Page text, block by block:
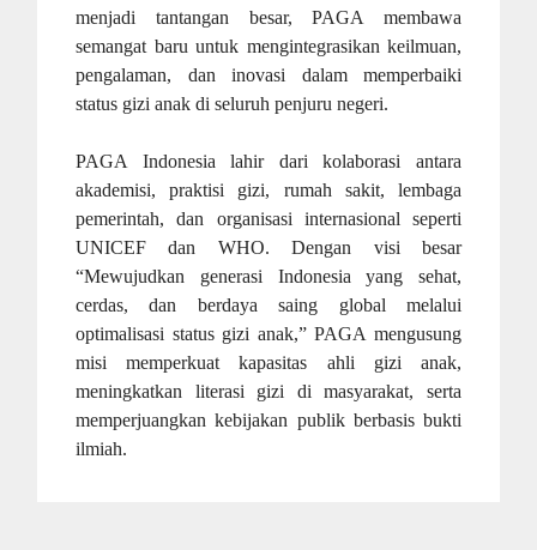
menjadi tantangan besar, PAGA membawa
semangat baru untuk mengintegrasikan keilmuan,
pengalaman, dan inovasi dalam memperbaiki
status gizi anak di seluruh penjuru negeri.
PAGA Indonesia lahir dari kolaborasi antara
akademisi, praktisi gizi, rumah sakit, lembaga
pemerintah, dan organisasi internasional seperti
UNICEF dan WHO. Dengan visi besar
“Mewujudkan generasi Indonesia yang sehat,
cerdas, dan berdaya saing global melalui
optimalisasi status gizi anak,” PAGA mengusung
misi memperkuat kapasitas ahli gizi anak,
meningkatkan literasi gizi di masyarakat, serta
memperjuangkan kebijakan publik berbasis bukti
ilmiah.